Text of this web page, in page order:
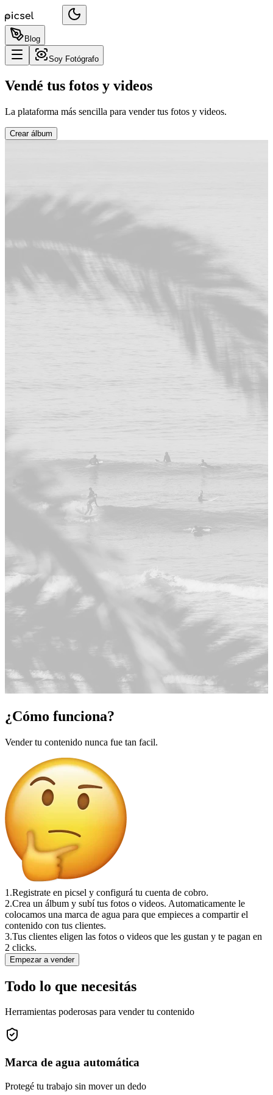
Blog
Soy Fotógrafo
Vendé tus fotos y videos
La plataforma más sencilla para vender tus fotos y videos.
Crear álbum
¿Cómo funciona?
Vender tu contenido nunca fue tan facil.
1.Registrate en picsel y configurá tu cuenta de cobro.
2.Crea un álbum y subí tus fotos o videos. Automaticamente le
colocamos una marca de agua para que empieces a compartir el
contenido con tus clientes.
3.Tus clientes eligen las fotos o videos que les gustan y te pagan en
2 clicks.
Empezar a vender
Todo lo que necesitás
Herramientas poderosas para vender tu contenido
Marca de agua automática
Protegé tu trabajo sin mover un dedo